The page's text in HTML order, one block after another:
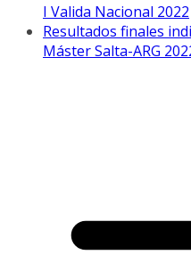
I Valida Nacional 2022
Resultados finales
Máster Salta-ARG